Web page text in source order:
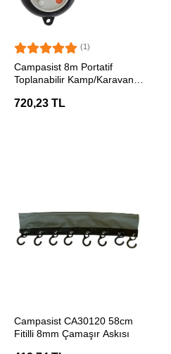
(1)
Campasist 8m Portatif
Toplanabilir Kamp/Karavan
720,23 TL
Campasist CA30120 58cm
Fitilli 8mm Çamaşır Askısı